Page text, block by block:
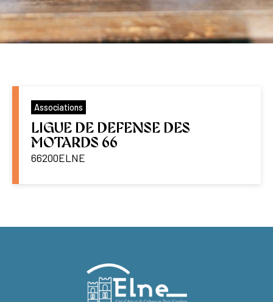
Associations
LIGUE DE DEFENSE DES
MOTARDS 66
66200ELNE